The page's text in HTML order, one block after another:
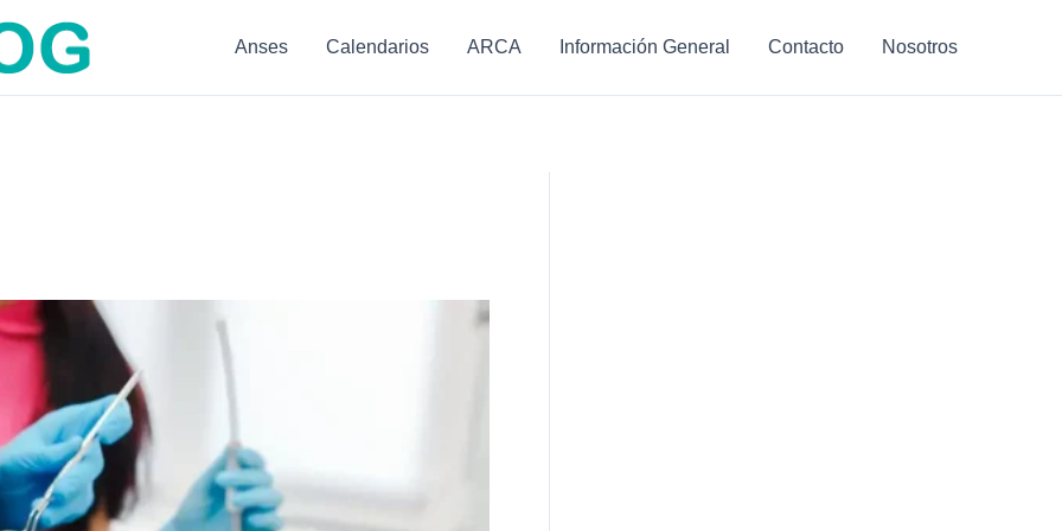
Anses Calendarios ARCA Información General Contacto Nosotros